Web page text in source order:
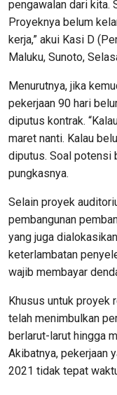
pengawalan dari kita.
Proyeknya belum
kerja,” akui Kasi D
Maluku, Sunoto,
Menurutnya, jika
pekerjaan 90 hari
diputus kontrak.
maret nanti. Kalau
diputus. Soal potensi
pungkasnya.
Selain proyek
pembangunan
yang juga
keterlambatan
wajib membayar
Khusus untuk proyek
telah menimbulkan
berlarut-larut hingga
Akibatnya, pekerjaan
2021 tidak tepat